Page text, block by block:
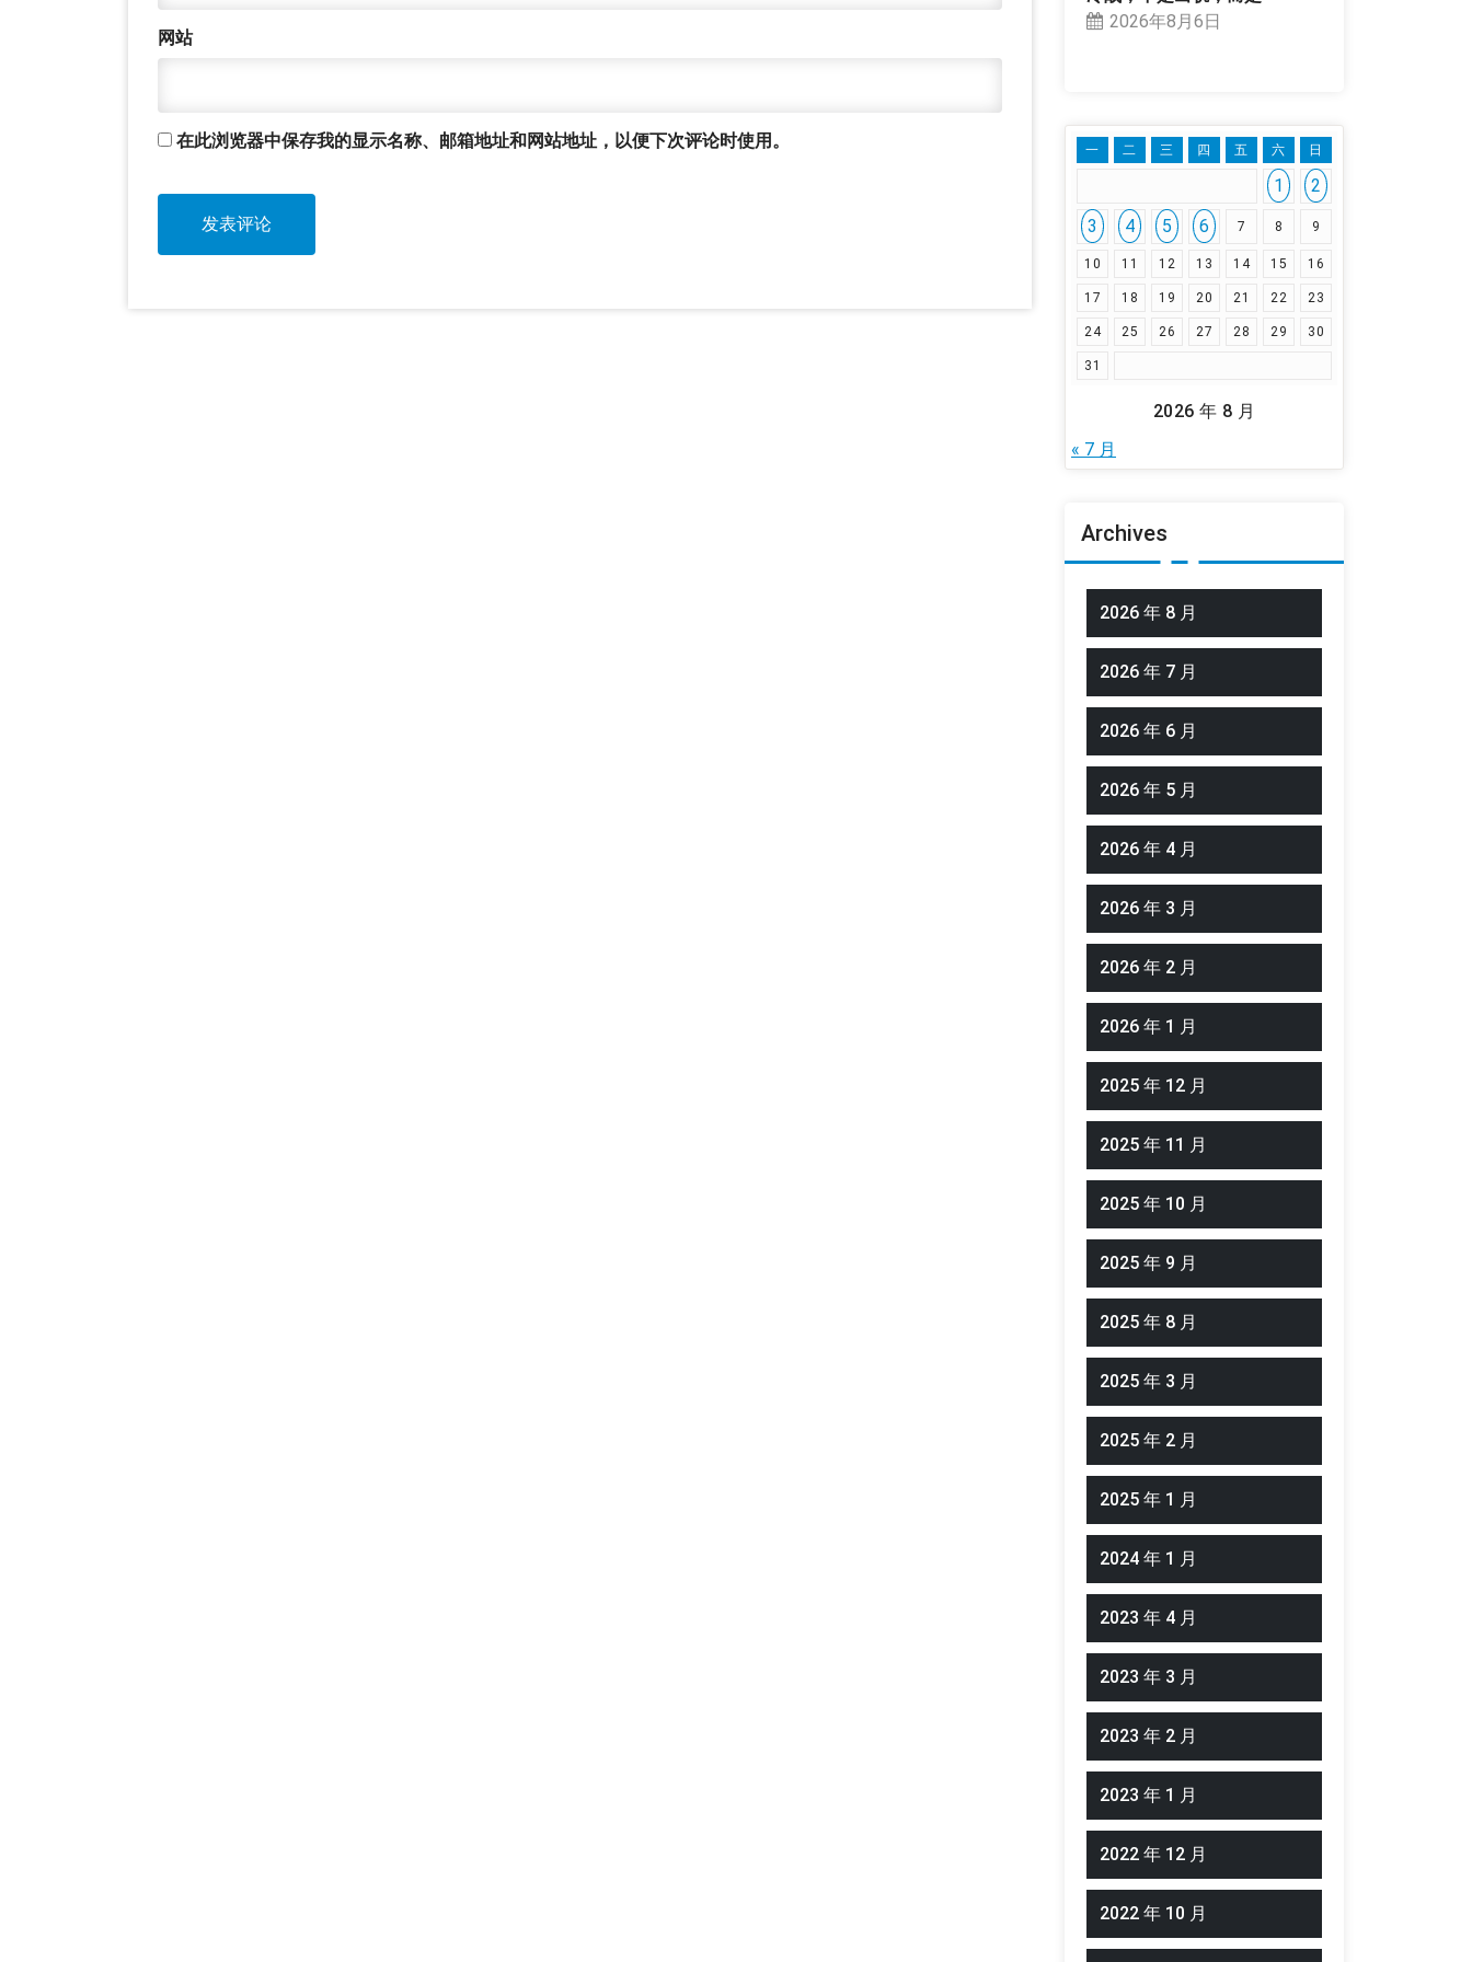
网站
在此浏览器中保存我的显示名称、邮箱地址和网站地址，以便下次评论时使用。
2026年8月6日
2026 年 8 月
一 二 三 四 五 六 日
1
2
3
4 5 6 7 8 9
10 11 12 13 14 15 16
17 18 19 20 21 22 23
24 25 26 27 28 29 30
31
« 7 月
Archives
2026 年 8 月
2026 年 7 月
2026 年 6 月
2026 年 5 月
2026 年 4 月
2026 年 3 月
2026 年 2 月
2026 年 1 月
2025 年 12 月
2025 年 11 月
2025 年 10 月
2025 年 9 月
2025 年 8 月
2025 年 3 月
2025 年 2 月
2025 年 1 月
2024 年 1 月
2023 年 4 月
2023 年 3 月
2023 年 2 月
2023 年 1 月
2022 年 12 月
2022 年 10 月